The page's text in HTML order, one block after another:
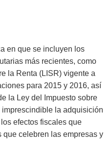
en que se incluyen los
más recientes, como
la Renta (LISR) vigente a
para 2015 y 2016, así
la Ley del Impuesto sobre
imprescindible la adquisición
efectos fiscales que
que celebren las empresas y